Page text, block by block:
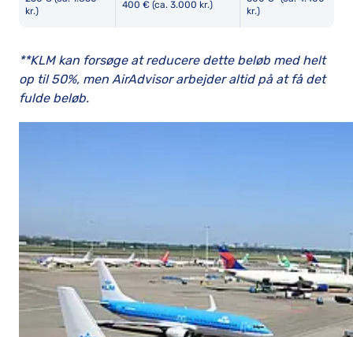
kr.)
400 € (ca. 3.000 kr.)
kr.)
**KLM kan forsøge at reducere dette beløb med helt
op til 50%, men AirAdvisor arbejder altid på at få det
fulde beløb.